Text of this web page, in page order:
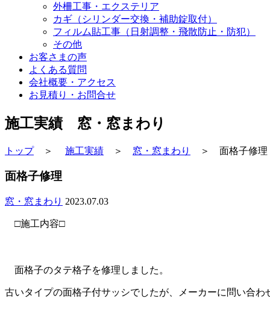
外柵工事・エクステリア
カギ（シリンダー交換・補助錠取付）
フィルム貼工事（日射調整・飛散防止・防犯）
その他
お客さまの声
よくある質問
会社概要・アクセス
お見積り・お問合せ
施工実績 窓・窓まわり
トップ＞ 施工実績 ＞ 窓・窓まわり ＞ 面格子修理
面格子修理
窓・窓まわり 2023.07.03
□施工内容□
面格子のタテ格子を修理しました。
古いタイプの面格子付サッシでしたが、メーカーに問い合わ